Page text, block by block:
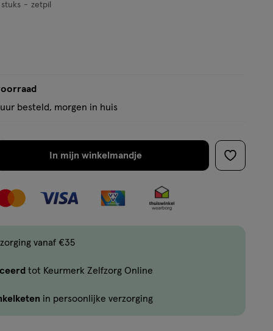
stuks zetpil
besteld, morgen in huis
In mijn winkelmandje
verhoog
met
Je
maximaal
vanaf €35
tot Keurmerk Zelfzorg Online
in persoonlijke verzorging